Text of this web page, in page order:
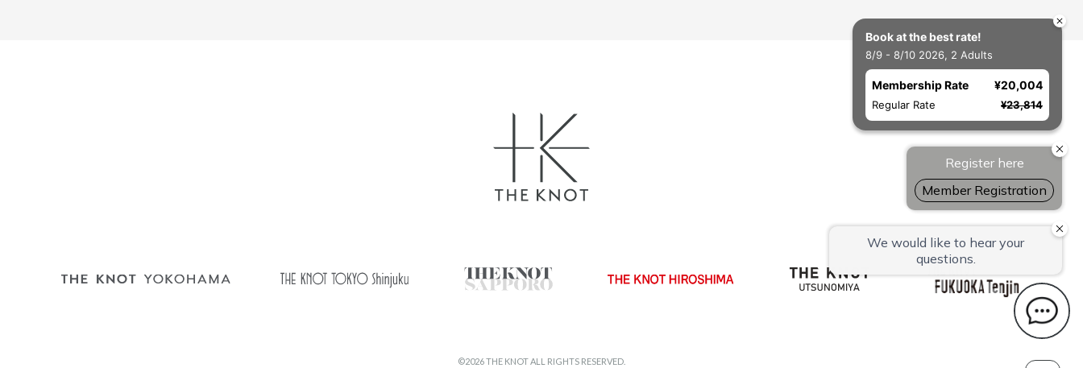
©2026 THE KNOT ALL RIGHTS RESERVED.
Book at the best rate!
8/9 - 8/10 2026, 2 Adults
Membership Rate ¥20,004
Regular Rate ¥23,814